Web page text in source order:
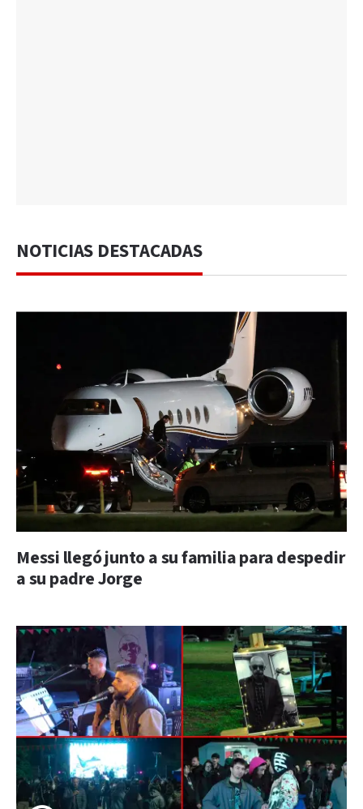
NOTICIAS DESTACADAS
Messi llegó junto a su familia para despedir
a su padre Jorge